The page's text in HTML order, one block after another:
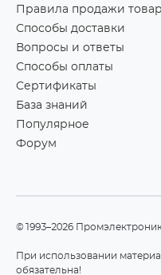
Правила продажи
Способы доставки
Вопросы и ответы
Способы оплаты
Сертификаты
База знаний
Популярное
Форум
©1993–2026
При использовании
обязательна!